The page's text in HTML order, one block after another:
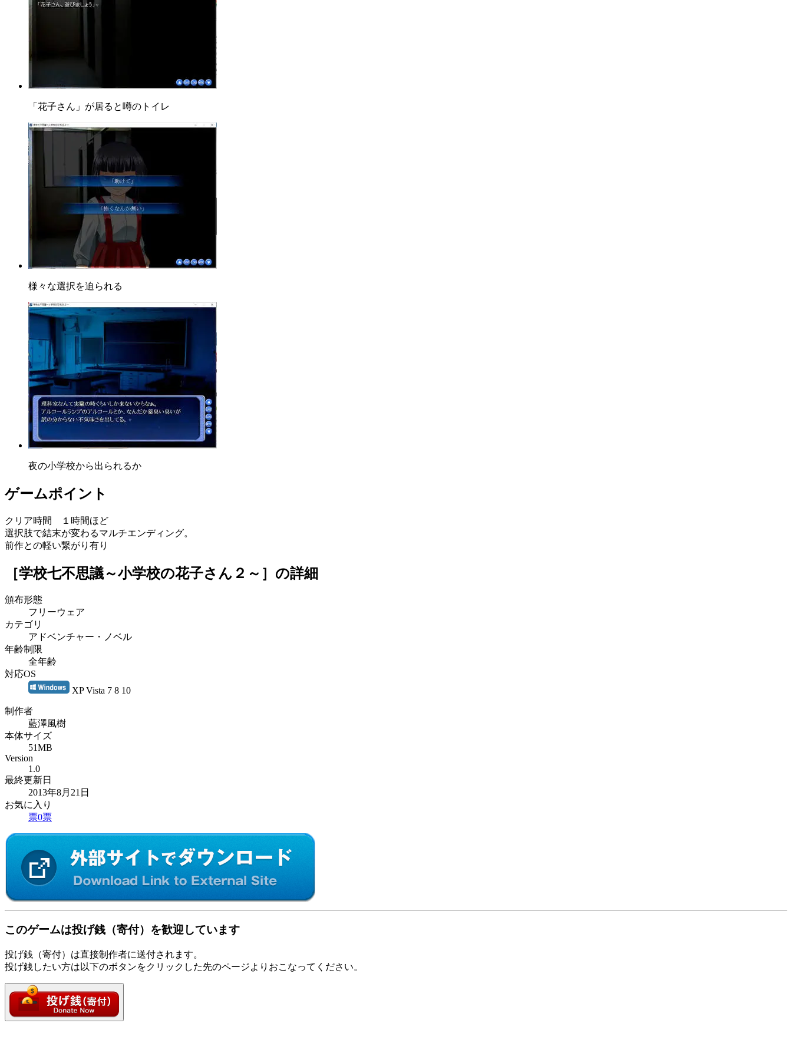
「花子さん」が居ると噂のトイレ
様々な選択を迫られる
夜の小学校から出られるか
ゲームポイント
クリア時間 １時間ほど
選択肢で結末が変わるマルチエンディング。
前作との軽い繋がり有り
［学校七不思議～小学校の花子さん２～］ の詳細
頒布形態
フリーウェア
カテゴリ
アドベンチャー・ノベル
年齢制限
全年齢
対応OS
XP Vista 7 8 10
制作者
藍澤風樹
本体サイズ
51MB
Version
1.0
最終更新日
2013年8月21日
お気に入り
票0票
このゲームは投げ銭（寄付）を歓迎しています
投げ銭（寄付）は直接制作者に送付されます。
投げ銭したい方は以下のボタンをクリックした先のページよりおこなってください。